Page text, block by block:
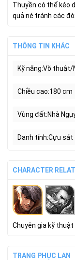
Thuyền có thể kéo
quả né tránh các
THÔNG TIN KHÁC
Kỹ năng Võ thuật/
Chiều cao 180 cm
Vùng đất Nhà
Danh tính Cựu sát
CHARACTER
Chuyên gia kỹ thuật
TRANG PHỤC LAN